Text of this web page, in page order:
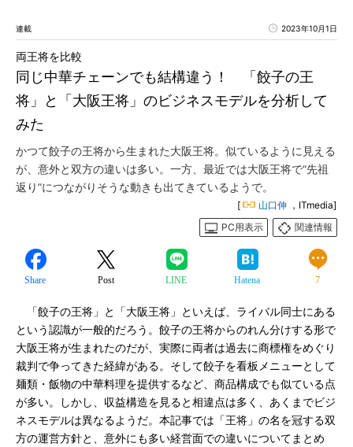
連載 2023年10月1日
同じ中華チェーンでも結構違う！ 「餃子の王
将」と「大阪王将」のビジネスモデルを分析して
みた
両王将を比較
かつて餃子の王将から生まれた大阪王将。似ているように見える
が、意外と双方の違いは多い。一方、最近では大阪王将で“先祖
返り”につながりそうな動きも出てきているようで。
[ 山口伸 ，ITmedia]
PC用表示
関連情報
Share Post LINE Hatena 7
「餃子の王将」と「大阪王将」といえば、ライバル同士にある
という認識が一般的だろう。餃子の王将からのれん分けする形で
大阪王将が生まれたのだが、実際に両者は過去に商標権をめぐり
裁判で争ってきた経緯がある。そして餃子を看板メニューとして
麺類・飯物の中華料理を提供するなど、商品構成でも似ている点
が多い。しかし、収益構造を見ると相違点は多く、あくまでビジ
ネスモデルは異なるようだ。本記事では「王将」の名を冠する双
方の運営方針と、意外にも多い経営面での違いについてまとめ